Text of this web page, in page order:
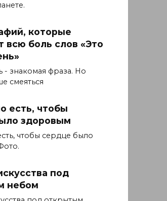
которые
всю боль слов «Это
- знакомая фраза. Но
смеяться
есть, чтобы
здоровым
чтобы сердце было
под
небом